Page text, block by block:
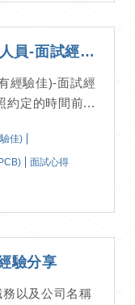
千友企業有限公司-PCB工程人員-面試經驗分享
經驗佳)-面試經
約定的時間前...
佳)
面試心得
驗分享
以及公司名稱